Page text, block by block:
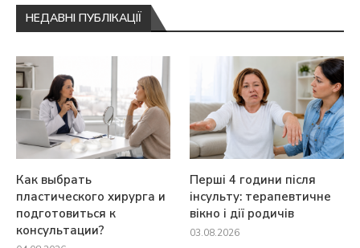
НЕДАВНІ ПУБЛІКАЦІЇ
Как выбрать
пластического хирурга и
подготовиться к
консультации?
Перші 4 години після
інсульту: терапевтичне
вікно і дії родичів
03.08.2026